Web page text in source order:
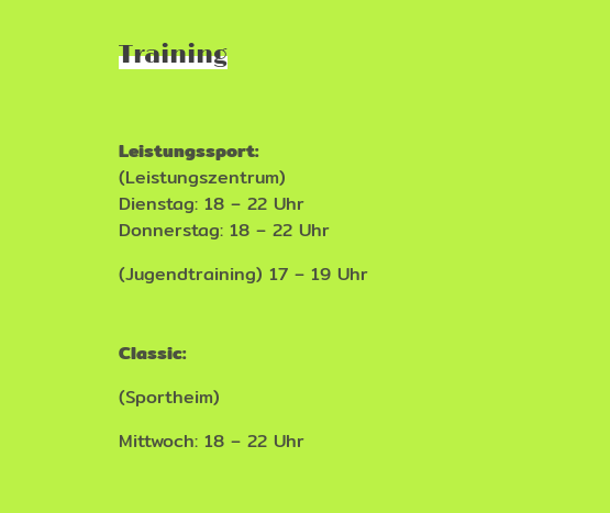
Training
Leistungssport:
(Leistungszentrum)
Dienstag: 18 – 22 Uhr
Donnerstag: 18 – 22 Uhr
(Jugendtraining) 17 – 19 Uhr
Classic:
(Sportheim)
Mittwoch: 18 – 22 Uhr